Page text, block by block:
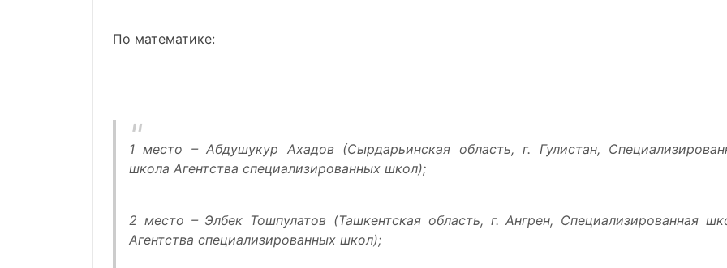
По математике:
1 место – Абдушукур Ахадов (Сырдарьинская область, г. Гулистан,
школа Агентства специализированных школ);
2 место – Элбек Тошпулатов (Ташкентская область, г. Ангрен, Специализированная
Агентства специализированных школ);